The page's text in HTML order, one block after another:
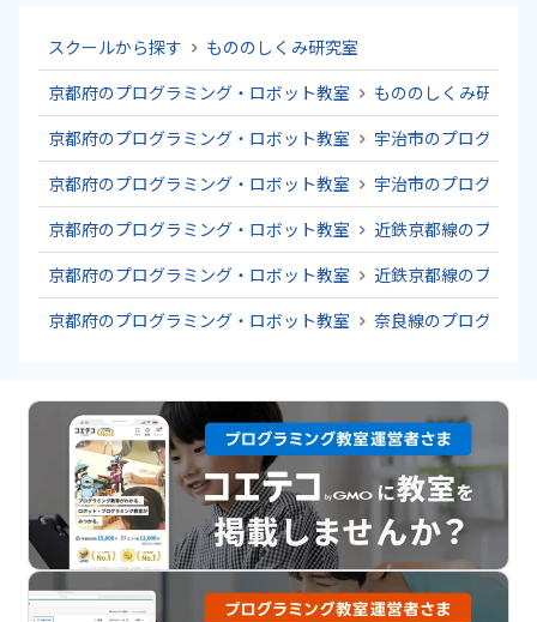
スクールから探す
もののしくみ研究室
京都府のプログラミング・ロボット教室
もののしくみ研究室
京都府のプログラミング・ロボット教室
宇治市のプログラミ
京都府のプログラミング・ロボット教室
宇治市のプログラミ
京都府のプログラミング・ロボット教室
近鉄京都線のプログ
京都府のプログラミング・ロボット教室
近鉄京都線のプログ
京都府のプログラミング・ロボット教室
奈良線のプログラミ